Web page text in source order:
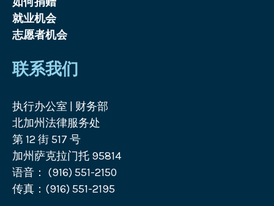
就业机会
志愿者机会
联系我们
执行办公室 | 财务部
北加州法律服务处
第 12 街 517 号
加州萨克拉门托 95814
语音： (916) 551-2150
传真：(916) 551-2195